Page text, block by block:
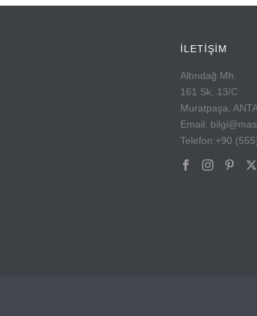
İLETİŞİM
Altındağ Mh.
161 Sk. 13/C
Muratpaşa,
Email:
Telefon:+90